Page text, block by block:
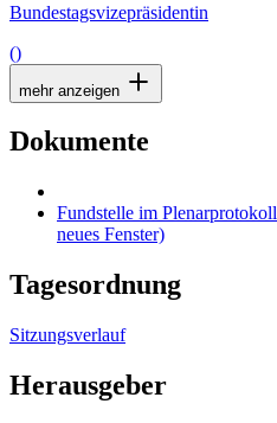
Bundestagsvizepräsidentin
()
mehr anzeigen
Dokumente
Fundstelle im Plenarprotokoll
neues Fenster)
Tagesordnung
Sitzungsverlauf
Herausgeber